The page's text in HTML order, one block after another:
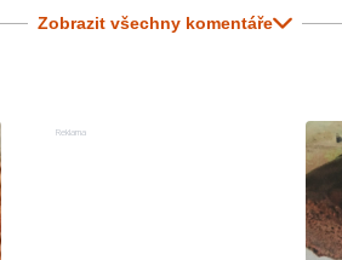
Zobrazit všechny komentáře
Reklama